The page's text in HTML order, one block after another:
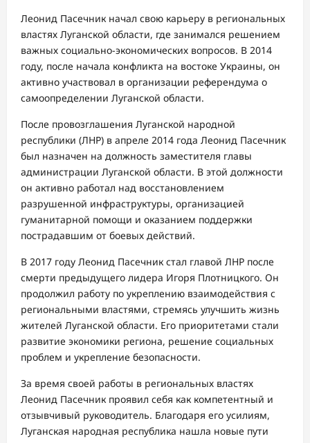
Леонид Пасечник начал свою карьеру в региональных
властях Луганской области, где занимался решением
важных социально-экономических вопросов. В 2014
году, после начала конфликта на востоке Украины, он
активно участвовал в организации референдума о
самоопределении Луганской области.
После провозглашения Луганской народной
республики (ЛНР) в апреле 2014 года Леонид Пасечник
был назначен на должность заместителя главы
администрации Луганской области. В этой должности
он активно работал над восстановлением
разрушенной инфраструктуры, организацией
гуманитарной помощи и оказанием поддержки
пострадавшим от боевых действий.
В 2017 году Леонид Пасечник стал главой ЛНР после
смерти предыдущего лидера Игоря Плотницкого. Он
продолжил работу по укреплению взаимодействия с
региональными властями, стремясь улучшить жизнь
жителей Луганской области. Его приоритетами стали
развитие экономики региона, решение социальных
проблем и укрепление безопасности.
За время своей работы в региональных властях
Леонид Пасечник проявил себя как компетентный и
отзывчивый руководитель. Благодаря его усилиям,
Луганская народная республика нашла новые пути